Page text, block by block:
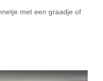
met een graadje of